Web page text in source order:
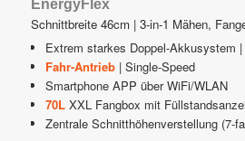
EnergyFlex
Schnittbreite 46cm | 3-in-1 Mähen,
Extrem starkes Doppel-Akkusystem
Fahr-Antrieb | Single-Speed
Smartphone APP über WiFi/WLAN
70L XXL Fangbox mit
Zentrale Schnitthöhenverstellung (7-